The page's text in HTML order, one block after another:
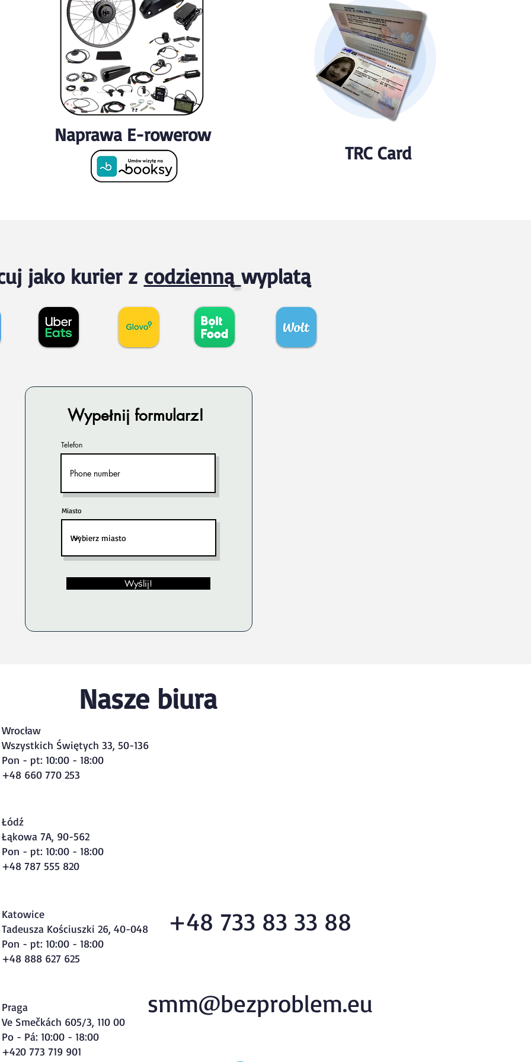
Naprawa E-rowerow
TRC Card
jako kurier z codzienną wyplatą
Wypełnij formularz!
Telefon
Miasto
Wyślij!
Nasze biura
Wrocław
Wszystkich Świętych 33, 50-136
Pon - pt: 10:00 - 18:00
+48 660 770 253
Łódź
Łąkowa 7A, 90-562
Pon - pt: 10:00 - 18:00
+48 787 555 820
Katowice
Tadeusza Kościuszki 26, 40-048
Pon - pt: 10:00 - 18:00
+48 888 627 625
+48 733 83 33 88
Praga
Ve Smečkách 605/3, 110 00
Po - Pá: 10:00 - 18:00
+420 773 719 901
smm@bezproblem.eu